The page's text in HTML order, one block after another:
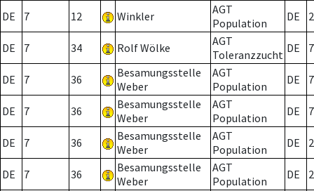
DE 7 12 Winkler
AGT
Population
DE 2
DE 7 34 Rolf Wölke
AGT
Toleranzzucht DE 7
DE 7 36
Besamungsstelle
Weber
AGT
Population
DE 7
DE 7 36
Besamungsstelle
Weber
AGT
Population
DE 7
DE 7 36
Besamungsstelle
Weber
AGT
Population
DE 2
DE 7 36
Besamungsstelle
Weber
AGT
Population
DE 2